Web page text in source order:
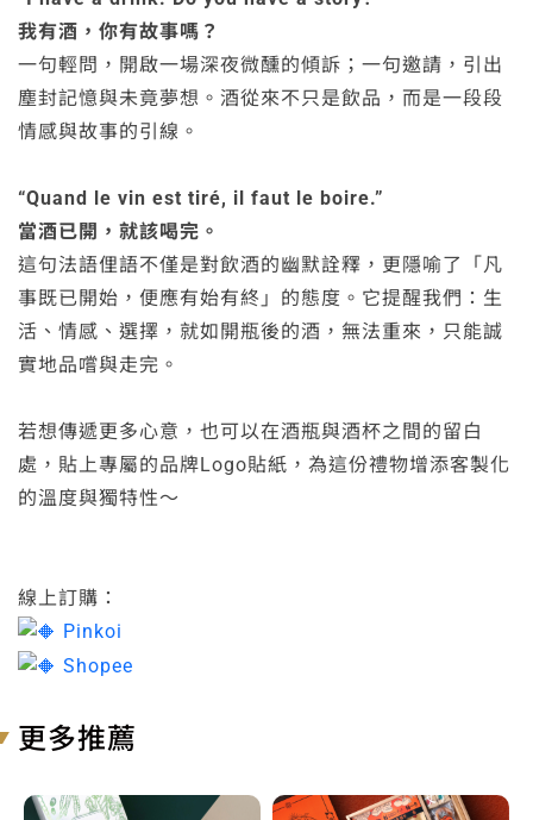
我有酒，你有故事嗎？
一句輕問，開啟一場深夜微醺的傾訴；一句邀請，引出
塵封記憶與未竟夢想。酒從來不只是飲品，而是一段段
情感與故事的引線。
“Quand le vin est tiré, il faut le boire.”
當酒已開，就該喝完。
這句法語俚語不僅是對飲酒的幽默詮釋，更隱喻了「凡
事既已開始，便應有始有終」的態度。它提醒我們：生
活、情感、選擇，就如開瓶後的酒，無法重來，只能誠
實地品嚐與走完。
若想傳遞更多心意，也可以在酒瓶與酒杯之間的留白
處，貼上專屬的品牌Logo貼紙，為這份禮物增添客製化
的溫度與獨特性～
線上訂購：
Pinkoi
Shopee
更多推薦